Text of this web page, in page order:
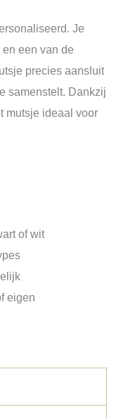
Je
een van de
precies aansluit
samenstelt. Dankzij
mutsje ideaal voor
of wit
eigen